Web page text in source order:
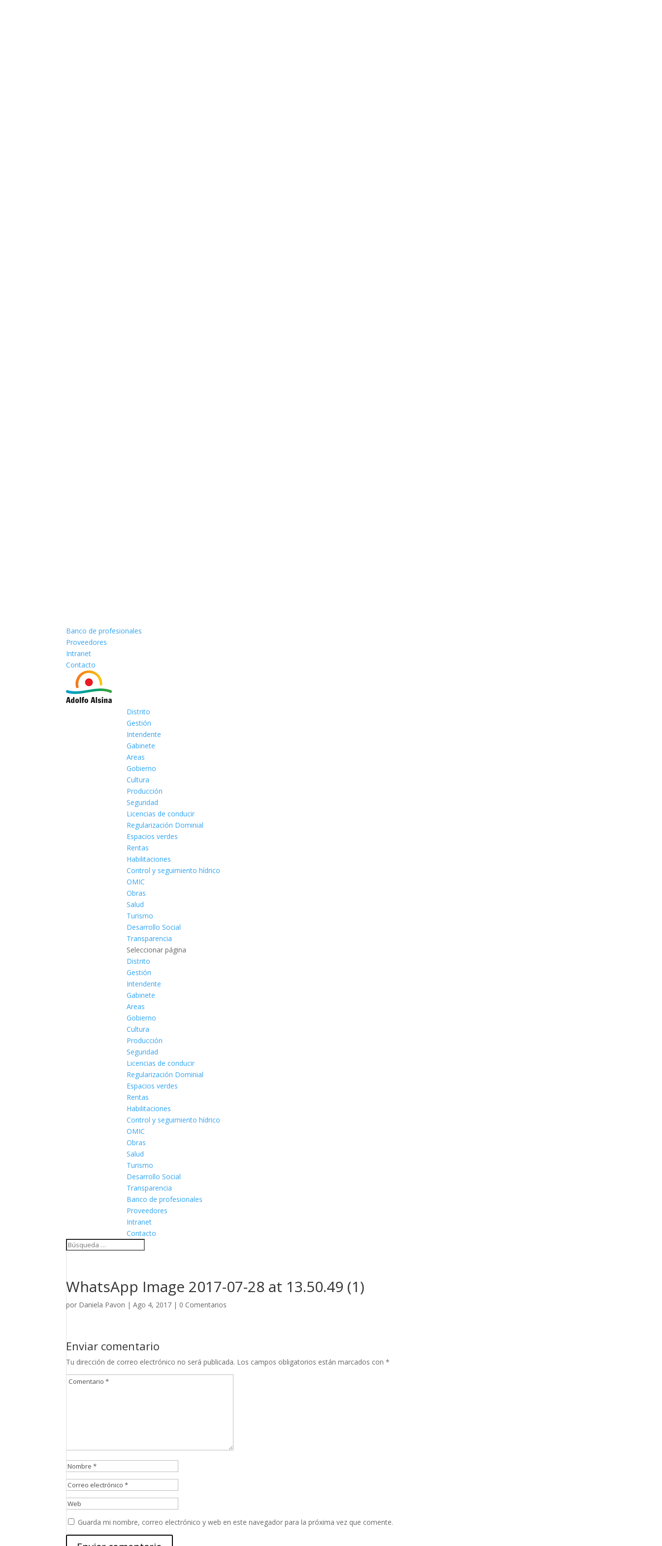
Banco de profesionales
Proveedores
Intranet
Contacto
Distrito
Gestión
Intendente
Gabinete
Areas
Gobierno
Cultura
Producción
Seguridad
Licencias de conducir
Regularización Dominial
Espacios verdes
Rentas
Habilitaciones
Control y seguimiento hídrico
OMIC
Obras
Salud
Turismo
Desarrollo Social
Transparencia
Seleccionar página
Distrito
Gestión
Intendente
Gabinete
Areas
Gobierno
Cultura
Producción
Seguridad
Licencias de conducir
Regularización Dominial
Espacios verdes
Rentas
Habilitaciones
Control y seguimiento hídrico
OMIC
Obras
Salud
Turismo
Desarrollo Social
Transparencia
Banco de profesionales
Proveedores
Intranet
Contacto
WhatsApp Image 2017-07-28 at 13.50.49 (1)
por Daniela Pavon |Ago 4, 2017 | 0 Comentarios
Enviar comentario
Tu dirección de correo electrónico no será publicada. Los campos obligatorios están marcados con*
Guarda mi nombre, correo electrónico y web en este navegador para la próxima vez que comente.